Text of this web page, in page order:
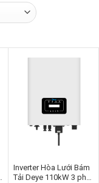
Inverter Hòa Lưới Bám
Tải Deye 110kW 3 pha